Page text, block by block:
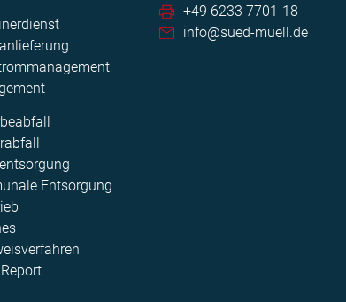
Entsorgung​
+49 6233 7701-18
info@sued-muell.de